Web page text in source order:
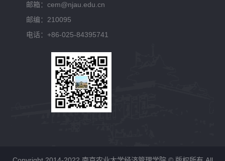
邮箱：cem@njau.edu.cn
邮编：210095
电话：+86-025-84395741